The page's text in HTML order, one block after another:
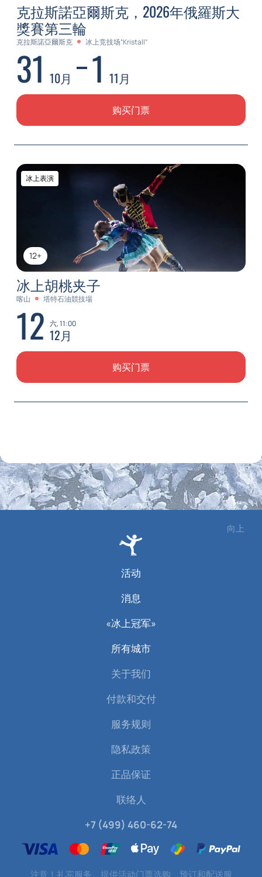
克拉斯諾亞爾斯克，2026年俄羅斯大
獎賽第三輪
克拉斯諾亞爾斯克 冰上竞技场“Kristall”
31 10月 1 11月
购买门票
12+
冰上表演
冰上胡桃夹子
喀山 塔特石油競技場
12 六, 11:00
12月
购买门票
向上
活动
消息
«冰上冠军»
所有城市
关于我们
付款和交付
服务规则
隐私政策
正品保证
联络人
+7 (499) 460-62-74